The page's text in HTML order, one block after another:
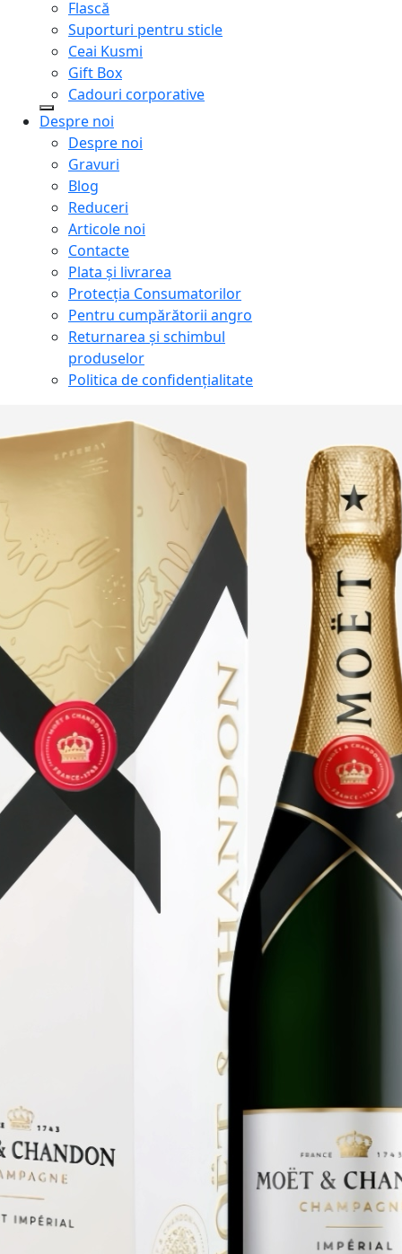
Flască
Suporturi pentru sticle
Ceai Kusmi
Gift Box
Cadouri corporative
Despre noi
Despre noi
Gravuri
Blog
Reduceri
Articole noi
Contacte
Plata și livrarea
Protecţia Consumatorilor
Pentru cumpărătorii angro
Returnarea și schimbul
produselor
Politica de confidențialitate